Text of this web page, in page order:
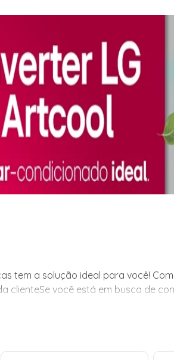
tem a solução ideal para você! Com
tem a solução ideal para você!
você está em busca de